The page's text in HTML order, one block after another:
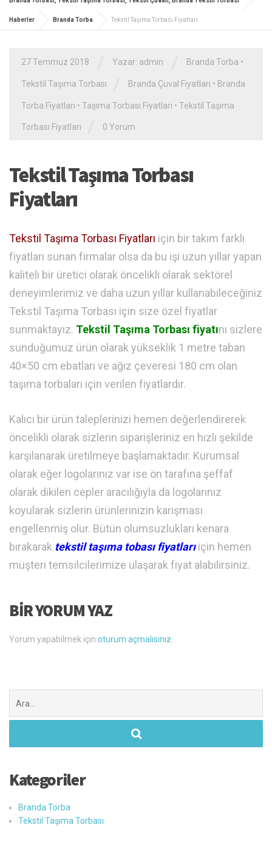
Haberler Branda Torba Tekstil Taşıma Torbası Fiyatları
27 Temmuz 2018 Yazar: admin Branda Torba •
Tekstil Taşıma Torbası Branda Çuval Fiyatları • Branda
Torba Fiyatları • Taşıma Torbası Fiyatları • Tekstil Taşıma
Torbası Fiyatları 0 Yorum
Tekstil Taşıma Torbası
Fiyatları
Tekstil Taşıma Torbası Fiyatları için bir takım farklı
fiyatları sunan firmalar olsa da bu işi uzun yıllar yapan
kaliteli bir üretici olarak öncelikli olarak sektörel
deneyimlerimiz ve daha uzun yıllar kullanabileceğiniz
Tekstil Taşıma Torbası için size özel fiyatlar
sunmaktayız. Tekstil Taşıma Torbası fiyatını sizlere
sunduğumuz ürün olarak yükseklik 1 metre taban
40×50 cm ebatları ve ağız çeveresi 180 cm olan
taşıma torbaları için verilen fiyatlardır.
Kalıcı bir ürün taleplerinizi hemen değerlendirerek
öncelikli olarak sizlerin siparişleriniz en hızlı şekilde
karşılanarak üretilmeye başlamaktadır. Kurumsal
olarak eğer logolarınız var ise ön tarafına şeffaf
olarak dikilen cepler aracılığıyla da logolarınız
koyularak sizlerin ürünlerinizin karışması
engellenmiş olur. Bütün olumsuzlukları kenara
bırakarak tekstil taşıma tobası fiyatları için hemen
müşteri temsilcilerimize ulaşarak fiyat alabilirsiniz.
BIR YORUM YAZ
Yorum yapabilmek için oturum açmalısınız.
ara:
Kategoriler
Branda Torba
Tekstil Taşıma Torbası